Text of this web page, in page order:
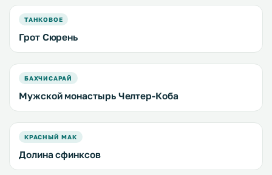
ТАНКОВОЕ
Грот Сюрень
БАХЧИСАРАЙ
Мужской монастырь Челтер-Коба
КРАСНЫЙ МАК
Долина сфинксов